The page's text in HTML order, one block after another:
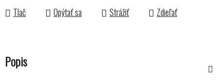
Tlač Opýtať sa Strážiť Zdieľať
Popis